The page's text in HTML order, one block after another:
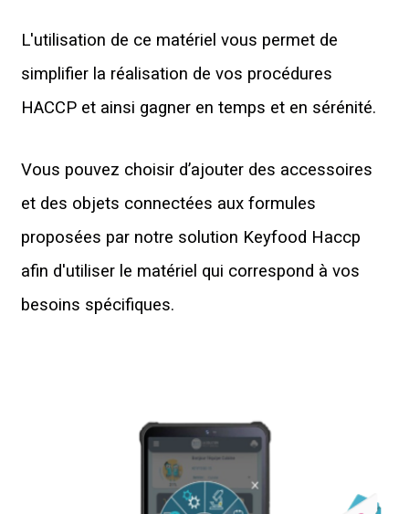
L'utilisation de ce matériel vous permet de
simplifier la réalisation de vos procédures
HACCP et ainsi gagner en temps et en sérénité.
Vous pouvez choisir d’ajouter des accessoires
et des objets connectées aux formules
proposées par notre solution Keyfood Haccp
afin d'utiliser le matériel qui correspond à vos
besoins spécifiques.